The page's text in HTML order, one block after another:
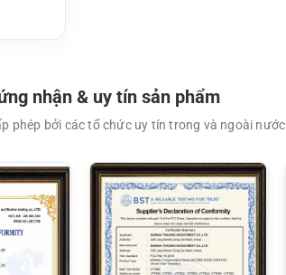
nhận & uy tín sản phẩm
phép bởi các tổ chức uy tín trong và ngoài nước
XEM CHI TIẾT